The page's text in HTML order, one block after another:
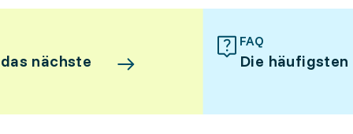
nächste
FAQ
Die